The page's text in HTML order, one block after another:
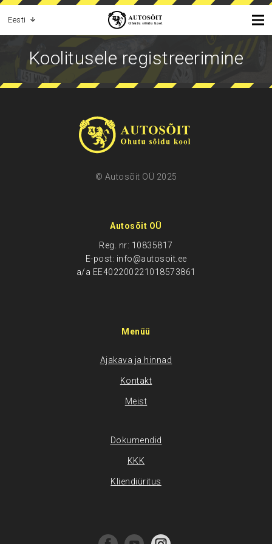
Eesti
Koolitusele registreerimine
© Autosõit OÜ 2025
Autosõit OÜ
Reg. nr: 10835817
E-post: info@autosoit.ee
a/a EE402200221018573861
Menüü
Ajakava ja hinnad
Kontakt
Meist
Dokumendid
KKK
Kliendiüritus